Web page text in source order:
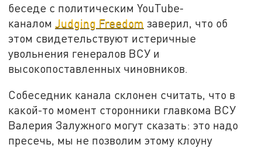
беседе с политическим YouTube-
каналомJudging Freedom заверил, что об
этом свидетельствуют истеричные
увольнения генералов ВСУ и
высокопоставленных чиновников.
Собеседник канала склонен считать, что в
какой-то момент сторонники главкома ВСУ
Валерия Залужного могут сказать: это надо
пресечь, мы не позволим этому клоуну